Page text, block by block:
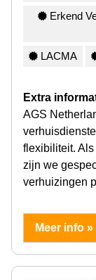
Erkend
LACMA
Extra
AGS
flexibiliteit.
zijn we
verhuizingen
Meer info »